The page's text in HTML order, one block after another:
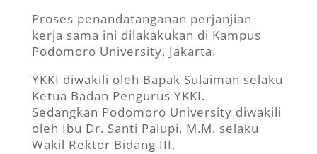
Proses penandatanganan perjanjian
kerja sama ini dilakakukan di Kampus
Podomoro University, Jakarta.
YKKI diwakili oleh Bapak Sulaiman selaku
Ketua Badan Pengurus YKKI.
Sedangkan Podomoro University diwakili
oleh Ibu Dr. Santi Palupi, M.M. selaku
Wakil Rektor Bidang III.